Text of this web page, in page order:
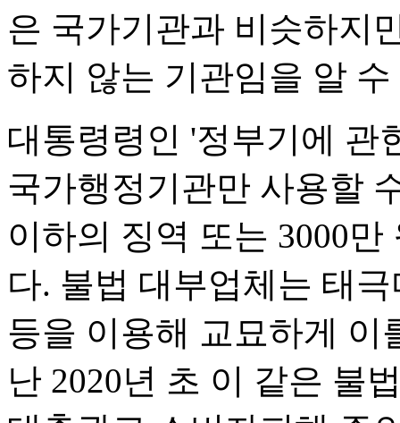
은 국가기관과 비슷하지
하지 않는 기관임을 알 수
대통령령인 '정부기에 관
국가행정기관만 사용할
이하의 징역 또는 3000
다. 불법 대부업체는 태
등을 이용해 교묘하게 이
난 2020년 초 이 같은 불